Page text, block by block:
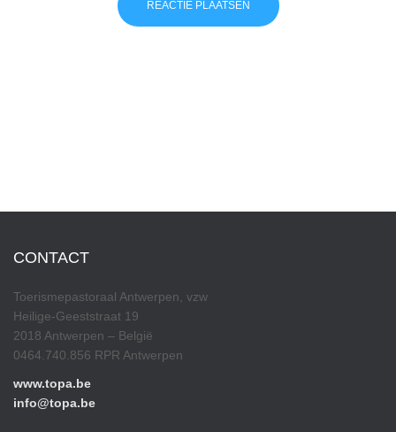
CONTACT
Toerismepastoraal Antwerpen, vzw
Heilige-Geeststraat 19
2018 Antwerpen – België
0464.740.856 RPR Antwerpen
www.topa.be
info@topa.be